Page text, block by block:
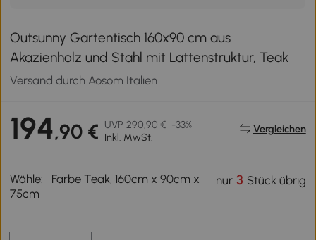
Outsunny Gartentisch 160x90 cm aus
Akazienholz und Stahl mit Lattenstruktur, Teak
Versand durch Aosom Italien
194,90 € UVP 290,90 € -33%
Inkl. MwSt.
Vergleichen
Wähle:
Farbe Teak, 160cm x 90cm x
75cm
nur3 Stück übrig